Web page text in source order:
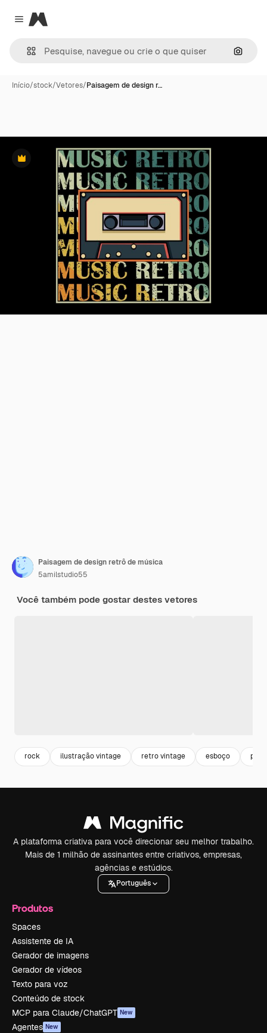
Close menu
Magnific
Início/stock/Vetores/Paisagem de design r…
Premium
Paisagem de design retrô de música
5amilstudio55
Você também pode gostar destes vetores
rock ilustração vintage retro vintage esboço
A plataforma criativa para você direcionar seu melhor trabalho.
Mais de 1 milhão de assinantes entre criativos, empresas,
agências e estúdios.
Português
Produtos
Spaces
Assistente de IA
Gerador de imagens
Gerador de vídeos
Texto para voz
Conteúdo de stock
MCP para Claude/ChatGPT New
Agentes New